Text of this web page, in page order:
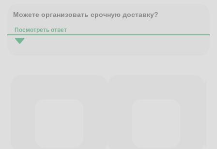
Можете организовать срочную доставку?
Посмотреть ответ